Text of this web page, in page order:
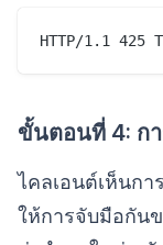
ขั้นตอนที่ 4: ก
ไคลเอนต์เห็นกา
ให้การจับมือกัน